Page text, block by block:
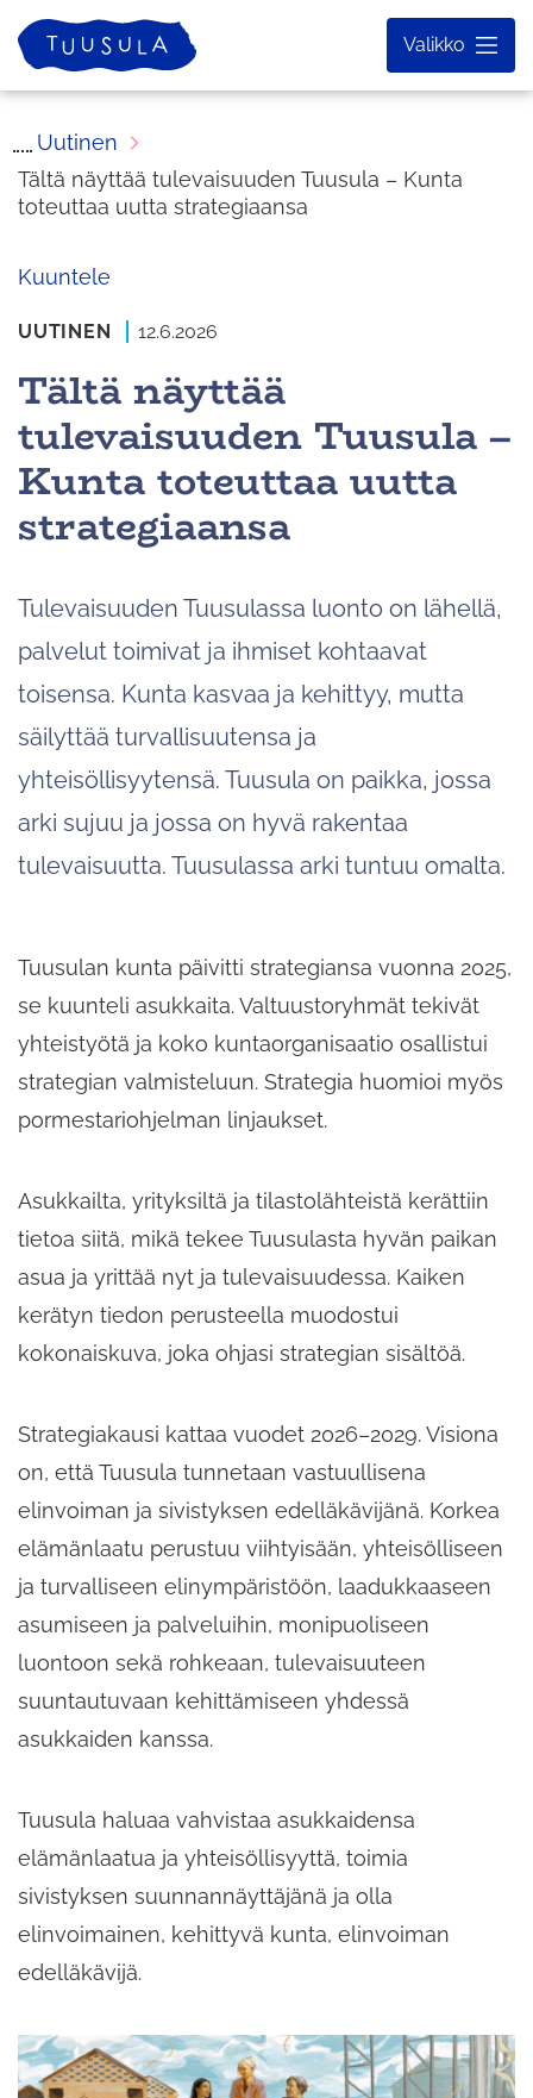
Siirry
sisältöön
Etusivu
Valikko
Uutinen
Tältä näyttää tulevaisuuden Tuusula – Kunta
toteuttaa uutta strategiaansa
Kuuntele
UUTINEN 12.6.2026
Tältä näyttää
tulevaisuuden Tuusula –
Kunta toteuttaa uutta
strategiaansa
Tulevaisuuden Tuusulassa luonto on lähellä,
palvelut toimivat ja ihmiset kohtaavat
toisensa. Kunta kasvaa ja kehittyy, mutta
säilyttää turvallisuutensa ja
yhteisöllisyytensä. Tuusula on paikka, jossa
arki sujuu ja jossa on hyvä rakentaa
tulevaisuutta. Tuusulassa arki tuntuu omalta.
Tuusulan kunta päivitti strategiansa vuonna 2025,
se kuunteli asukkaita. Valtuustoryhmät tekivät
yhteistyötä ja koko kuntaorganisaatio osallistui
strategian valmisteluun. Strategia huomioi myös
pormestariohjelman linjaukset.
Asukkailta, yrityksiltä ja tilastolähteistä kerättiin
tietoa siitä, mikä tekee Tuusulasta hyvän paikan
asua ja yrittää nyt ja tulevaisuudessa. Kaiken
kerätyn tiedon perusteella muodostui
kokonaiskuva, joka ohjasi strategian sisältöä.
Strategiakausi kattaa vuodet 2026–2029. Visiona
on, että Tuusula tunnetaan vastuullisena
elinvoiman ja sivistyksen edelläkävijänä. Korkea
elämänlaatu perustuu viihtyisään, yhteisölliseen
ja turvalliseen elinympäristöön, laadukkaaseen
asumiseen ja palveluihin, monipuoliseen
luontoon sekä rohkeaan, tulevaisuuteen
suuntautuvaan kehittämiseen yhdessä
asukkaiden kanssa.
Tuusula haluaa vahvistaa asukkaidensa
elämänlaatua ja yhteisöllisyyttä, toimia
sivistyksen suunnannäyttäjänä ja olla
elinvoimainen, kehittyvä kunta, elinvoiman
edelläkävijä.